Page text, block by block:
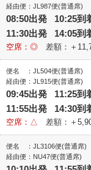
経由便：JL987便(普通席)
08:50出発 10:25到
11:30出発 14:05到
空席：◎ 差額：＋
便名 ：JL504便(普通席)
経由便：JL915便(普通席)
09:45出発 11:25到
11:55出発 14:30到
空席：△ 差額：＋
便名 ：JL3106便(普通席)
経由便：NU47便(普通席)